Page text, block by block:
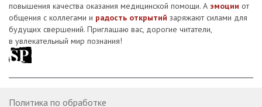
повышения качества оказания медицинской помощи. А эмоции от
общения с коллегами и радость открытий заряжают силами для
будущих свершений. Приглашаю вас, дорогие читатели,
в увлекательный мир познания!
Политика по обработке